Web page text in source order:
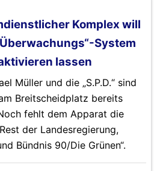
Komplex will
System
lassen
Müller und die „S.P.D.“ sind
Breitscheidplatz bereits
fehlt dem Apparat die
der Landesregierung,
Bündnis 90/Die Grünen“.